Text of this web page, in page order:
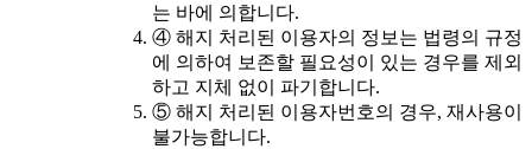
는 바에 의합니다.
④ 해지 처리된 이용자의 정보는 법령의 규정
에 의하여 보존할 필요성이 있는 경우를 제외
하고 지체 없이 파기합니다.
⑤ 해지 처리된 이용자번호의 경우, 재사용이
불가능합니다.